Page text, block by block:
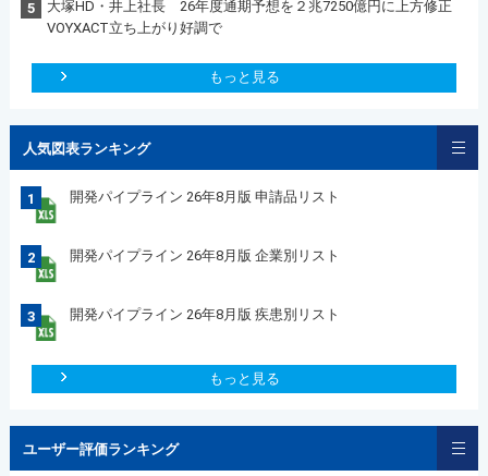
5
大塚HD・井上社長 26年度通期予想を２兆7250億円に上方修正
VOYXACT立ち上がり好調で
もっと見る
人気図表ランキング
1 開発パイプライン 26年8月版 申請品リスト
2 開発パイプライン 26年8月版 企業別リスト
3 開発パイプライン 26年8月版 疾患別リスト
もっと見る
ユーザー評価ランキング